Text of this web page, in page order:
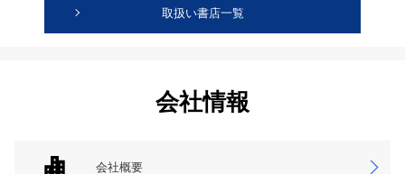
取扱い書店一覧
会社情報
会社概要